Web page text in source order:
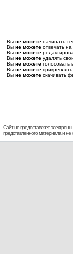
Вы не можете начинать
Вы не можете отвечать
Вы не можете
Вы не можете удалять
Вы не можете голосовать
Вы не можете
Вы не можете скачивать
Сайт не предоставляет
представленного материала и